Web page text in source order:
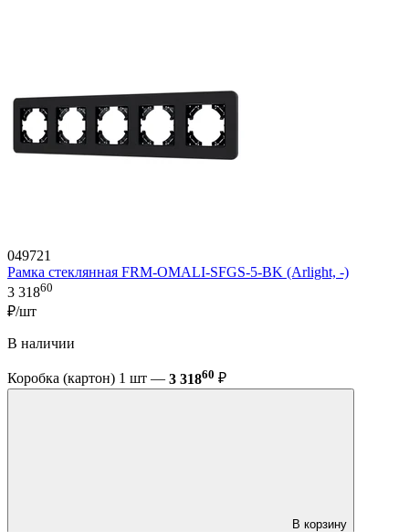
049721
Рамка стеклянная FRM-OMALI-SFGS-5-BK (Arlight, -)
3 31860
₽/шт
В наличии
Коробка (картон) 1 шт — 3 31860 ₽
В корзину